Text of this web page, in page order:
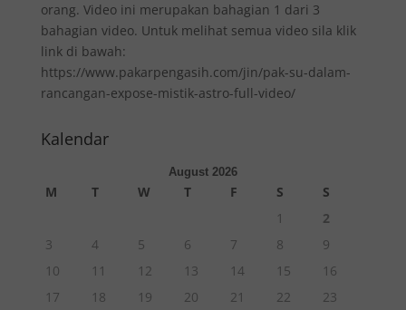
orang. Video ini merupakan bahagian 1 dari 3
bahagian video. Untuk melihat semua video sila klik
link di bawah:
https://www.pakarpengasih.com/jin/pak-su-dalam-
rancangan-expose-mistik-astro-full-video/
Kalendar
August 2026
M T W T F S
S
1
2
3
4 5 6 7 8
9
10
11 12 13 14 15
16
17
18 19 20 21 22 23